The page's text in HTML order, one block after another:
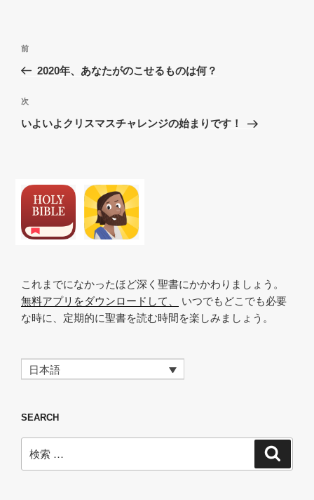
投
ナ
ビ
ゲ
ン
過
去
投
前
2020年、あなたがのこせるものは何？
次
の
次
いよいよクリスマスチャレンジの始まりです！
これまでになかったほど深く聖書にかかわりましょう。
無料アプリをダウンロードして、
いつでもどこでも必要
な時に、定期的に聖書を読む時間を楽しみましょう。
日本語
SEARCH
索: